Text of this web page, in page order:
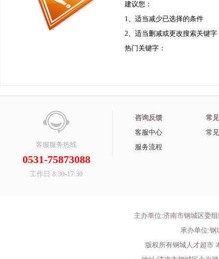
建议您：
1、适当减少已选择的条件
2、适当删减或更改搜索关键字
热门关键字：
客服服务热线
0531-75873088
工作日 8:30-17:30
咨询反馈
客服中心
服务流程
常
常
主办单位:济南市钢城区委
承办单位:钢
版权所有钢城人才超市